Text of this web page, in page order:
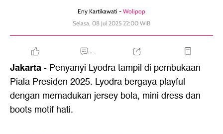
Eny Kartikawati - Wolipop
Selasa, 08 Jul 2025 22:00 WIB
...
Jakarta- Penyanyi Lyodra tampil di pembukaan
Piala Presiden 2025. Lyodra bergaya playful
dengan memadukan jersey bola, mini dress dan
boots motif hati.